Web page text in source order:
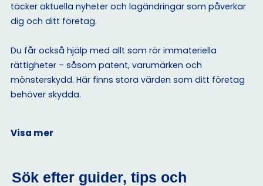
täcker aktuella nyheter och lagändringar som påverkar
dig och ditt företag.
Du får också hjälp med allt som rör immateriella
rättigheter – såsom patent, varumärken och
mönsterskydd. Här finns stora värden som ditt företag
behöver skydda.
Visa mer
Sök efter guider, tips och